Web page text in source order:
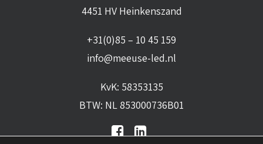
4451 HV Heinkenszand
+31(0)85 – 10 45 159
info@meeuse-led.nl
KvK: 58353135
BTW: NL 853000736B01